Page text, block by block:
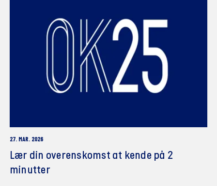
27. MAR. 2026
Lær din overenskomst at kende på 2
minutter